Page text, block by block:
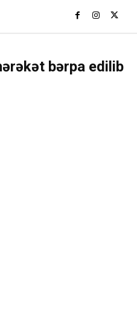
bərpa edilib